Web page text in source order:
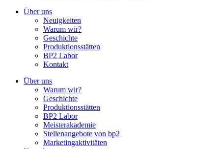
Über uns
Neuigkeiten
Warum wir?
Geschichte
Produktionsstätten
BP2 Labor
Kontakt
Über uns
Warum wir?
Geschichte
Produktionsstätten
BP2 Labor
Meisterakademie
Stellenangebote von bp2
Marketingaktivitäten